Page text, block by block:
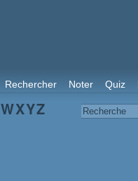
Rechercher Noter Quiz
WXYZ